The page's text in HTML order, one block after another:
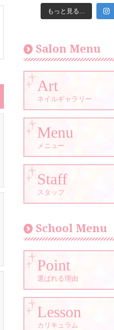
もっと見る...
Salon Menu
Art
ネイルギャラリー
Menu
メニュー
Staff
スタッフ
School Menu
Point
選ばれる理由
Lesson
カリキュラム